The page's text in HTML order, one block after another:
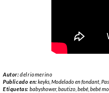
Autor:delriomerino
Publicado en:keyks ,Modelado en fondant ,
Etiquetas: babyshower, bautizo, bebé, bebé